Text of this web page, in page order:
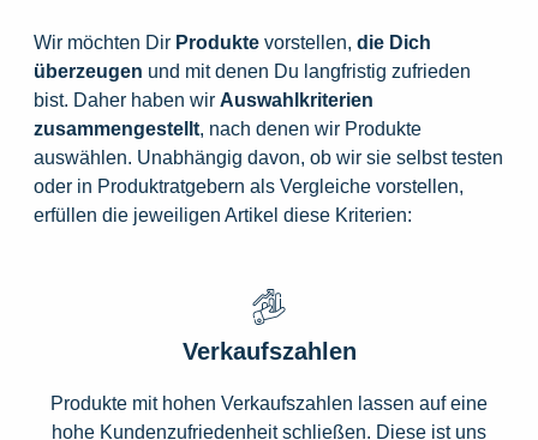
Wir möchten Dir Produkte vorstellen, die Dich
überzeugen und mit denen Du langfristig zufrieden
bist. Daher haben wir Auswahlkriterien
zusammengestellt, nach denen wir Produkte
auswählen. Unabhängig davon, ob wir sie selbst testen
oder in Produktratgebern als Vergleiche vorstellen,
erfüllen die jeweiligen Artikel diese Kriterien:
Verkaufszahlen
Produkte mit hohen Verkaufszahlen lassen auf eine
hohe Kundenzufriedenheit schließen. Diese ist uns